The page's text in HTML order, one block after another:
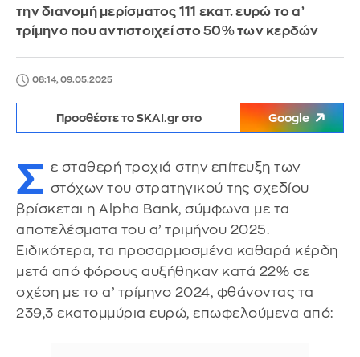
την διανομή μερίσματος 111 εκατ. ευρώ το α’
τρίμηνο που αντιστοιχεί στο 50% των κερδών
08:14, 09.05.2025
Προσθέστε το SKAI.gr στο Google
Σ ε σταθερή τροχιά στην επίτευξη των
στόχων του στρατηγικού της σχεδίου
βρίσκεται η Alpha Bank, σύμφωνα με τα
αποτελέσματα του α’ τριμήνου 2025.
Ειδικότερα, τα προσαρμοσμένα καθαρά κέρδη
μετά από φόρους αυξήθηκαν κατά 22% σε
σχέση με το α’ τρίμηνο 2024, φθάνοντας τα
239,3 εκατομμύρια ευρώ, επωφελούμενα από: